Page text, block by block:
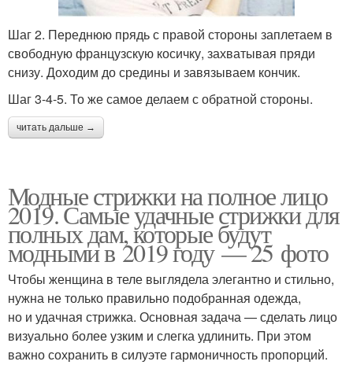
Шаг 2. Переднюю прядь с правой стороны заплетаем в
свободную французскую косичку, захватывая пряди
снизу. Доходим до средины и завязываем кончик.
Шаг 3-4-5. То же самое делаем с обратной стороны.
читать дальше →
Модные стрижки на полное лицо
2019. Самые удачные стрижки для
полных дам, которые будут
модными в 2019 году — 25 фото
Чтобы женщина в теле выглядела элегантно и стильно,
нужна не только правильно подобранная одежда,
но и удачная стрижка. Основная задача — сделать лицо
визуально более узким и слегка удлинить. При этом
важно сохранить в силуэте гармоничность пропорций.